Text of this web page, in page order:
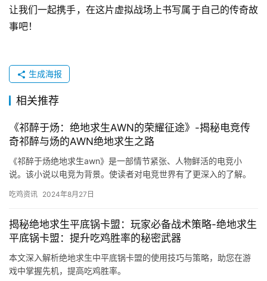
让我们一起携手，在这片虚拟战场上书写属于自己的传奇故
事吧！
生成海报
相关推荐
《祁醉于炀：绝地求生AWN的荣耀征途》-揭秘电竞传
奇祁醉与炀的AWN绝地求生之路
《祁醉于炀绝地求生awn》是一部情节紧张、人物鲜活的电竞小
说。该小说以电竞为背景。使读者对电竞世界有了更深入的了解。
吃鸡资讯 2024年8月27日
揭秘绝地求生平底锅卡盟：玩家必备战术策略-绝地求生
平底锅卡盟：提升吃鸡胜率的秘密武器
本文深入解析绝地求生中平底锅卡盟的使用技巧与策略，助您在游
戏中掌握先机，提高吃鸡胜率。